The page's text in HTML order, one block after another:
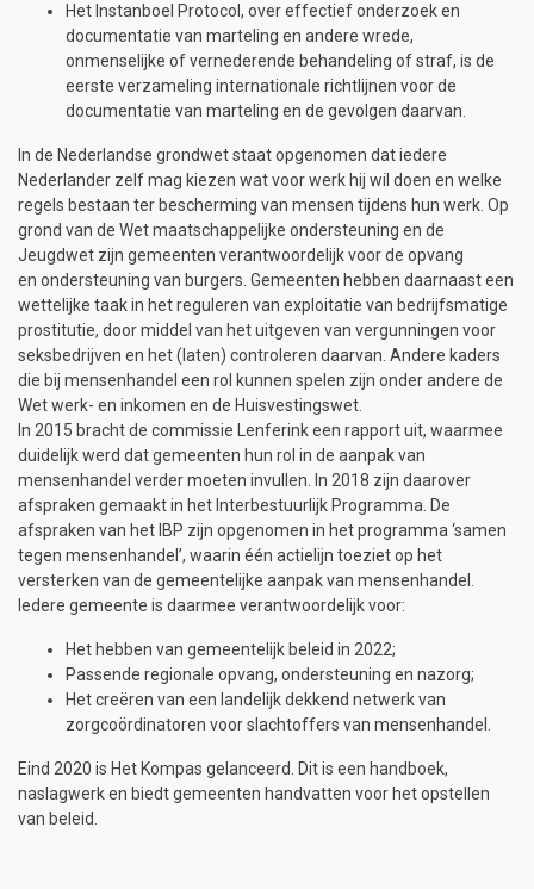
Het Instanboel Protocol, over effectief onderzoek en
documentatie van marteling en andere wrede,
onmenselijke of vernederende behandeling of straf, is de
eerste verzameling internationale richtlijnen voor de
documentatie van marteling en de gevolgen daarvan.
In de Nederlandse grondwet staat opgenomen dat iedere
Nederlander zelf mag kiezen wat voor werk hij wil doen en welke
regels bestaan ter bescherming van mensen tijdens hun werk. Op
grond van de Wet maatschappelijke ondersteuning en de
Jeugdwet zijn gemeenten verantwoordelijk voor de opvang
en ondersteuning van burgers. Gemeenten hebben daarnaast een
wettelijke taak in het reguleren van exploitatie van bedrijfsmatige
prostitutie, door middel van het uitgeven van vergunningen voor
seksbedrijven en het (laten) controleren daarvan. Andere kaders
die bij mensenhandel een rol kunnen spelen zijn onder andere de
Wet werk- en inkomen en de Huisvestingswet.
In 2015 bracht de commissie Lenferink een rapport uit, waarmee
duidelijk werd dat gemeenten hun rol in de aanpak van
mensenhandel verder moeten invullen. In 2018 zijn daarover
afspraken gemaakt in het Interbestuurlijk Programma. De
afspraken van het IBP zijn opgenomen in het programma ‘samen
tegen mensenhandel’, waarin één actielijn toeziet op het
versterken van de gemeentelijke aanpak van mensenhandel.
Iedere gemeente is daarmee verantwoordelijk voor:
Het hebben van gemeentelijk beleid in 2022;
Passende regionale opvang, ondersteuning en nazorg;
Het creëren van een landelijk dekkend netwerk van
zorgcoördinatoren voor slachtoffers van mensenhandel.
Eind 2020 is Het Kompas gelanceerd. Dit is een handboek,
naslagwerk en biedt gemeenten handvatten voor het opstellen
van beleid.